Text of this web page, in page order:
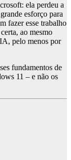
ela perdeu a
esforço para
fazer esse trabalho
ao mesmo
pelo menos por
fundamentos de
11 – e não os